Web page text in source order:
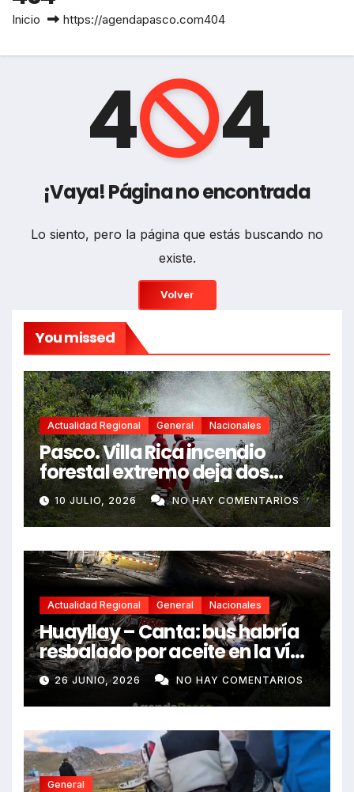
Inicio https://agendapasco.com404
4 4
¡Vaya! Página no encontrada
Lo siento, pero la página que estás buscando no
existe.
Volver
You missed
Actualidad Regional General Nacionales
Pasco. Villa Rica incendio
forestal extremo deja dos
fallecidos y heridos
10 JULIO, 2026 NO HAY COMENTARIOS
Actualidad Regional General Nacionales
Huayllay – Canta: bus habría
resbalado por aceite en la vía
e impactó auto siniestrado
dejando dos fallecidos
26 JUNIO, 2026 NO HAY COMENTARIOS
General